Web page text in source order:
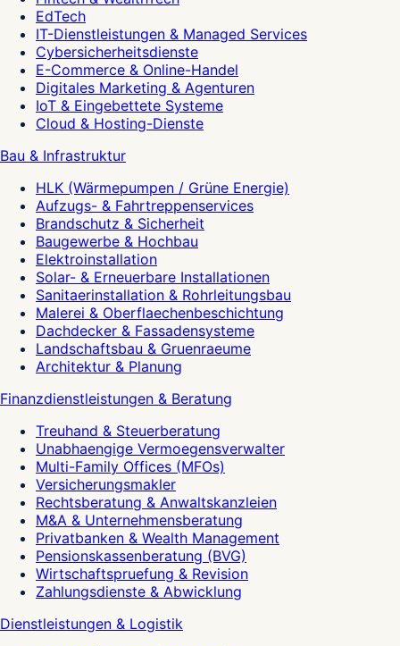
EdTech
IT-Dienstleistungen & Managed Services
Cybersicherheitsdienste
E-Commerce & Online-Handel
Digitales Marketing & Agenturen
IoT & Eingebettete Systeme
Cloud & Hosting-Dienste
Bau & Infrastruktur
HLK (Wärmepumpen / Grüne Energie)
Aufzugs- & Fahrtreppenservices
Brandschutz & Sicherheit
Baugewerbe & Hochbau
Elektroinstallation
Solar- & Erneuerbare Installationen
Sanitaerinstallation & Rohrleitungsbau
Malerei & Oberflaechenbeschichtung
Dachdecker & Fassadensysteme
Landschaftsbau & Gruenraeume
Architektur & Planung
Finanzdienstleistungen & Beratung
Treuhand & Steuerberatung
Unabhaengige Vermoegensverwalter
Multi-Family Offices (MFOs)
Versicherungsmakler
Rechtsberatung & Anwaltskanzleien
M&A & Unternehmensberatung
Privatbanken & Wealth Management
Pensionskassenberatung (BVG)
Wirtschaftspruefung & Revision
Zahlungsdienste & Abwicklung
Dienstleistungen & Logistik